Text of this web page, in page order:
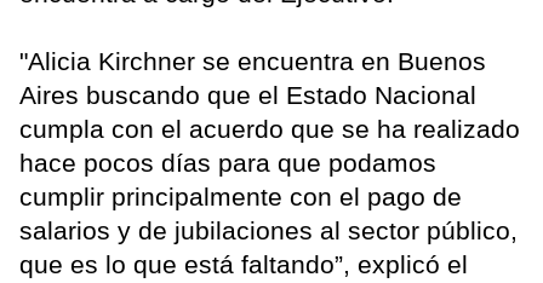
"Alicia Kirchner se encuentra en Buenos
Aires buscando que el Estado Nacional
cumpla con el acuerdo que se ha realizado
hace pocos días para que podamos
cumplir principalmente con el pago de
salarios y de jubilaciones al sector público,
que es lo que está faltando”, explicó el